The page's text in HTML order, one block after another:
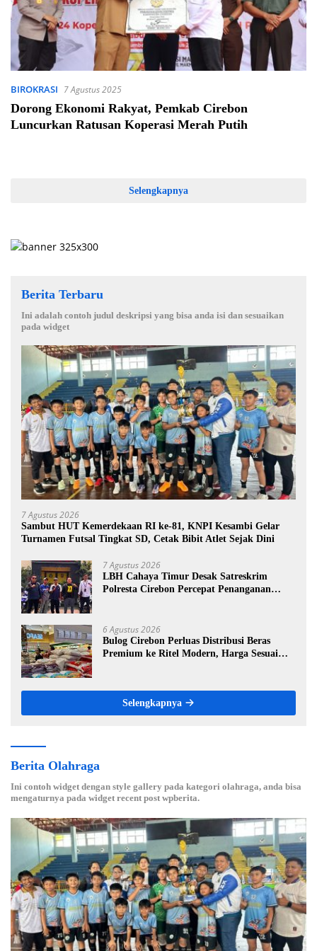
BIROKRASI 7 Agustus 2025
Dorong Ekonomi Rakyat, Pemkab Cirebon
Luncurkan Ratusan Koperasi Merah Putih
Selengkapnya
Berita Terbaru
Ini adalah contoh judul deskripsi yang bisa anda isi dan sesuaikan
pada widget
7 Agustus 2026
Sambut HUT Kemerdekaan RI ke-81, KNPI Kesambi Gelar
Turnamen Futsal Tingkat SD, Cetak Bibit Atlet Sejak Dini
7 Agustus 2026
LBH Cahaya Timur Desak Satreskrim
Polresta Cirebon Percepat Penanganan
6 Agustus 2026
Bulog Cirebon Perluas Distribusi Beras
Premium ke Ritel Modern, Harga Sesuai
Selengkapnya
Berita Olahraga
Ini contoh widget dengan style gallery pada kategori olahraga, anda bisa
mengaturnya pada widget recent post wpberita.